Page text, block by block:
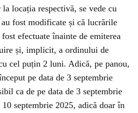
locația respectivă, se vede cu
fost modificate și că lucrările
efectuate înainte de emiterea
și, implicit, a ordinului de
cel puțin 2 luni. Adică, pe panou,
pe data de 3 septembrie
ca de pe data de 3 septembrie
10 septembrie 2025, adică doar în